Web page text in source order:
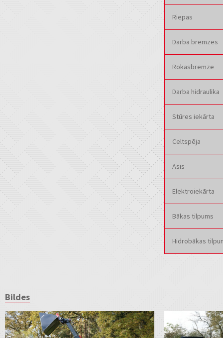
Riepas
Darba bremzes
Rokasbremze
Darba hidraulika
Stūres iekārta
Celtspēja
Asis
Elektroiekārta
Bākas tilpums
Hidrobākas
Bildes